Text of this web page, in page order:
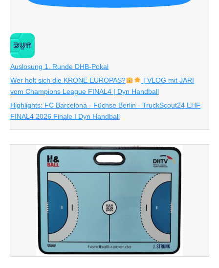
Auslosung 1. Runde DHB-Pokal
Wer holt sich die KRONE EUROPAS?
| VLOG mit JARI
vom Champions League FINAL4 | Dyn Handball
Highlights: FC Barcelona - Füchse Berlin - TruckScout24 EHF
FINAL4 2026 Finale I Dyn Handball